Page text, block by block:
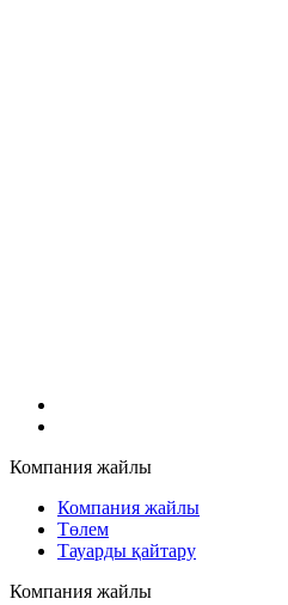
Компания жайлы
Компания жайлы
Төлем
Тауарды қайтару
Компания жайлы